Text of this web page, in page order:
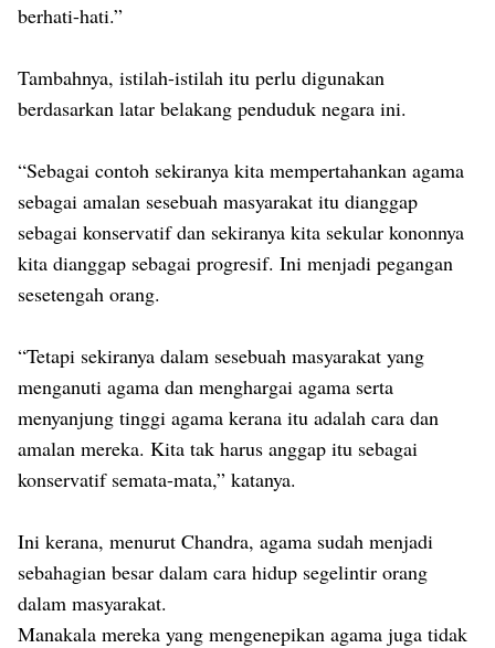
berhati-hati.”
Tambahnya, istilah-istilah itu perlu digunakan
berdasarkan latar belakang penduduk negara ini.
“Sebagai contoh sekiranya kita mempertahankan agama
sebagai amalan sesebuah masyarakat itu dianggap
sebagai konservatif dan sekiranya kita sekular kononnya
kita dianggap sebagai progresif. Ini menjadi pegangan
sesetengah orang.
“Tetapi sekiranya dalam sesebuah masyarakat yang
menganuti agama dan menghargai agama serta
menyanjung tinggi agama kerana itu adalah cara dan
amalan mereka. Kita tak harus anggap itu sebagai
konservatif semata-mata,” katanya.
Ini kerana, menurut Chandra, agama sudah menjadi
sebahagian besar dalam cara hidup segelintir orang
dalam masyarakat.
Manakala mereka yang mengenepikan agama juga tidak